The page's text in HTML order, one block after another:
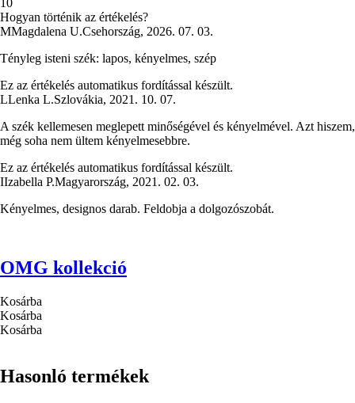
10
Hogyan történik az értékelés?
MMagdalena U.Csehország, 2026. 07. 03.
Tényleg isteni szék: lapos, kényelmes, szép
Ez az értékelés automatikus fordítással készült.
LLenka L.Szlovákia, 2021. 10. 07.
A szék kellemesen meglepett minőségével és kényelmével. Azt hiszem,
még soha nem ültem kényelmesebbre.
Ez az értékelés automatikus fordítással készült.
IIzabella P.Magyarország, 2021. 02. 03.
Kényelmes, designos darab. Feldobja a dolgozószobát.
OMG kollekció
Kosárba
Kosárba
Kosárba
Hasonló termékek